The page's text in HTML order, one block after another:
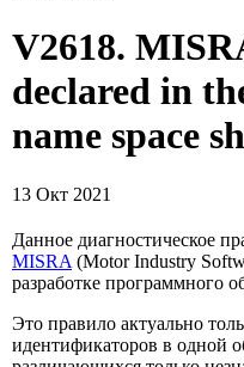
V2618.
declared in
name space
13 Окт 2021
Данное диагностическое
MISRA (Motor Industry
разработке программного
Это правило актуально
идентификаторов в одной